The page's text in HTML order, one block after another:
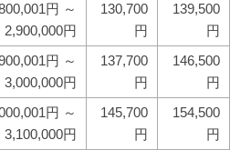
円 ～
2,900,000円
130,700
円
139,500
円
円 ～
3,000,000円
137,700
円
146,500
円
円 ～
3,100,000円
145,700
円
154,500
円